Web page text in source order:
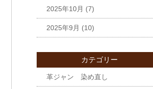
2025年10月 (7)
2025年9月 (10)
カテゴリー
革ジャン 染め直し